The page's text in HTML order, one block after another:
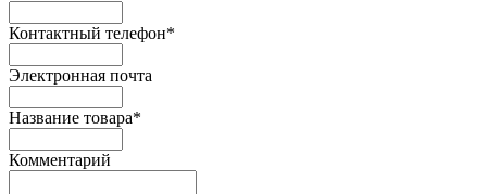
Контактный телефон*
Электронная почта
Название товара*
Комментарий